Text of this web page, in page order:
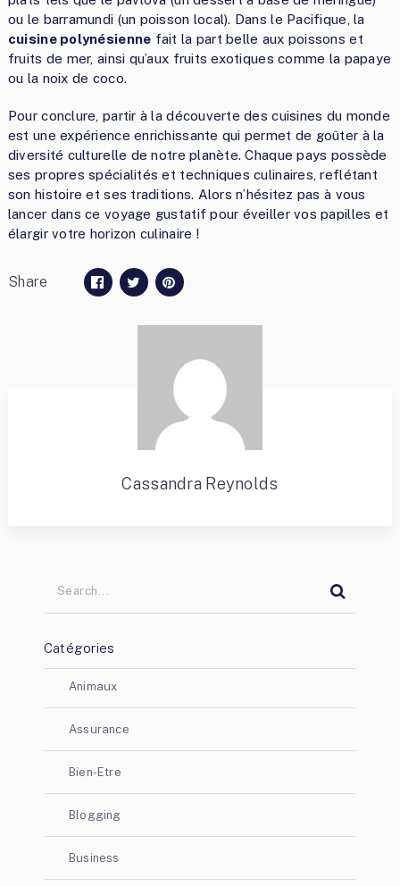
ou le barramundi (un poisson local). Dans le Pacifique, la
cuisine polynésienne fait la part belle aux poissons et
fruits de mer, ainsi qu’aux fruits exotiques comme la papaye
ou la noix de coco.
Pour conclure, partir à la découverte des cuisines du monde
est une expérience enrichissante qui permet de goûter à la
diversité culturelle de notre planète. Chaque pays possède
ses propres spécialités et techniques culinaires, reflétant
son histoire et ses traditions. Alors n’hésitez pas à vous
lancer dans ce voyage gustatif pour éveiller vos papilles et
élargir votre horizon culinaire !
Share
Cassandra Reynolds
Catégories
Animaux
Assurance
Bien-Etre
Blogging
Business